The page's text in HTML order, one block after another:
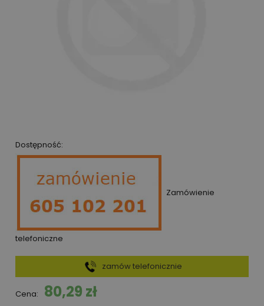
Dostępność:
Zamówienie
telefoniczne
Cena: 80,29 zł
zamów telefonicznie